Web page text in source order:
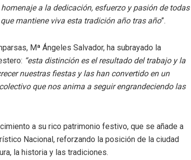
a la dedicación, esfuerzo y pasión de todas
mantiene viva esta tradición año tras año”.
Mª Ángeles Salvador, ha subrayado la
“esta distinción es el resultado del trabajo y la
nuestras fiestas y las han convertido en un
que nos anima a seguir engrandeciendo las
a su rico patrimonio festivo, que se añade a
Nacional, reforzando la posición de la ciudad
la historia y las tradiciones.